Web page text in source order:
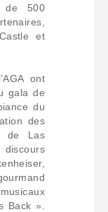
de 500
et
ont
gala de
du
des
de Las
Back ».